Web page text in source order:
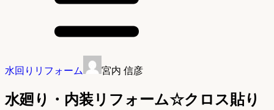
水回りリフォーム 宮内 信彦
水廻り・内装リフォーム☆クロス貼り